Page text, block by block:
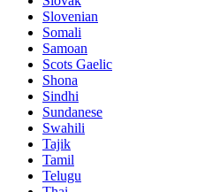
Slovenian
Somali
Samoan
Scots Gaelic
Shona
Sindhi
Sundanese
Swahili
Tajik
Tamil
Telugu